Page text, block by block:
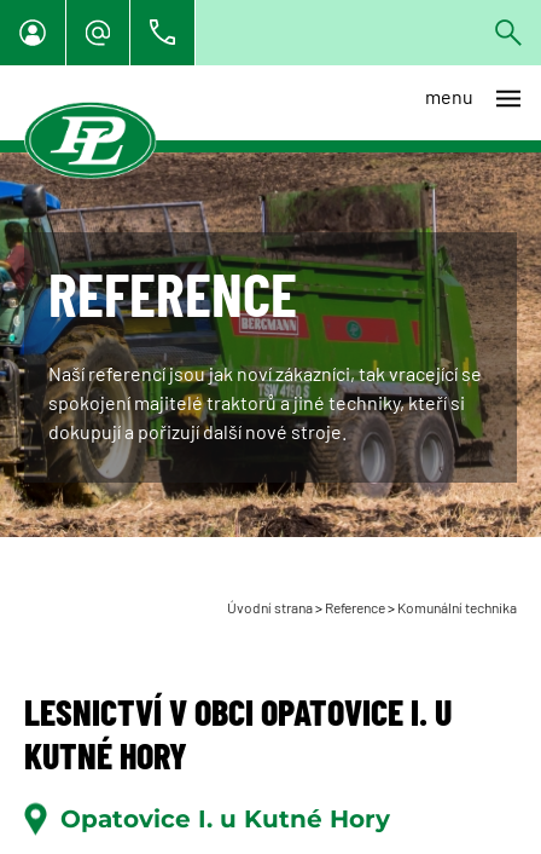
menu
REFERENCE
Naší referencí jsou jak noví zákazníci, tak vracející se
spokojení majitelé traktorů a jiné techniky, kteří si
dokupují a pořizují další nové stroje.
Úvodní strana> Reference> Komunální technika
LESNICTVÍ V OBCI OPATOVICE I. U
KUTNÉ HORY
Opatovice I. u Kutné Hory